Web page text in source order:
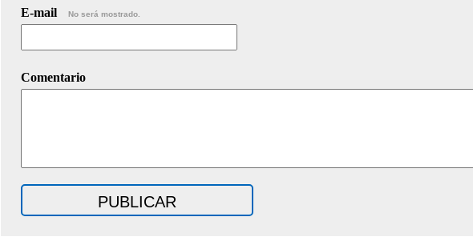
E-mail No será mostrado.
Comentario